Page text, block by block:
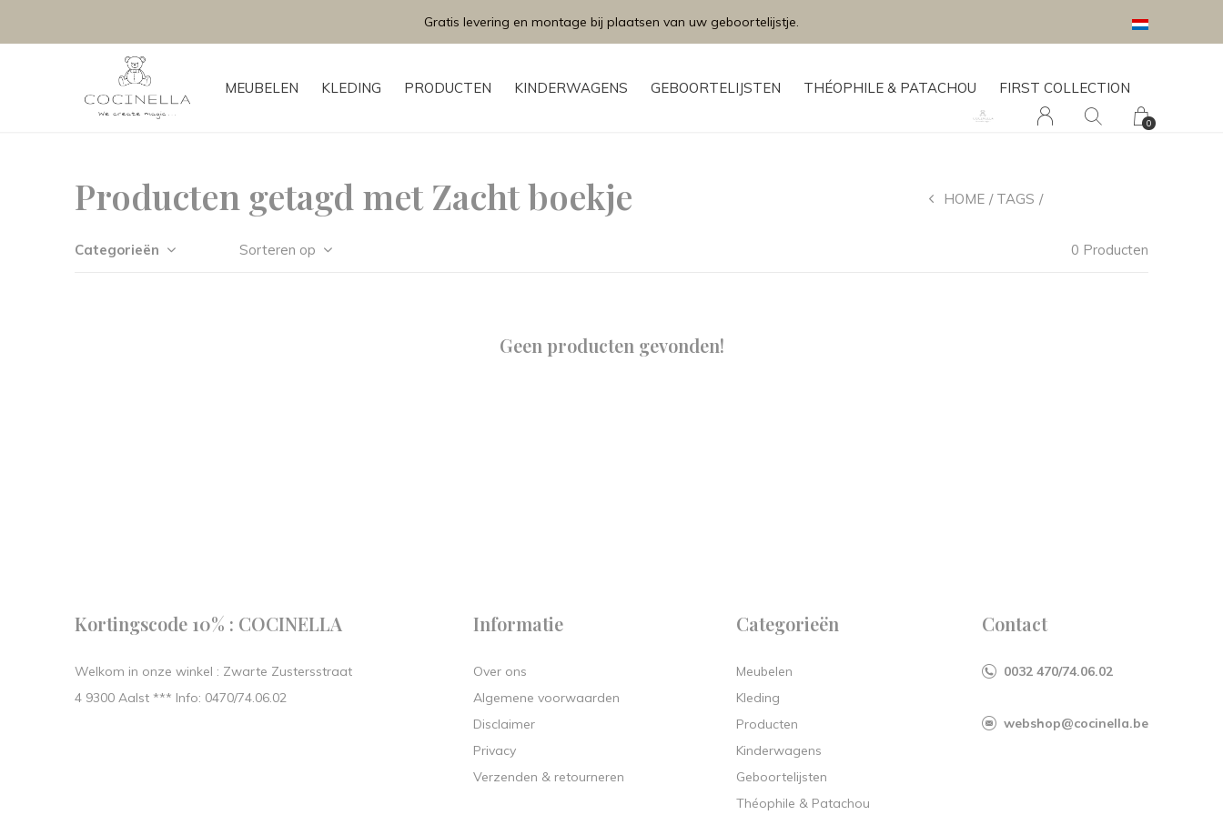
MEUBELEN KLEDING PRODUCTEN KINDERWAGENS GEBOORTELIJSTEN THÉOPHILE & PATACHOU FIRST COLLECTION
0
Gratis levering en montage bij plaatsen van uw geboortelijstje.
Producten getagd met Zacht boekje HOME TAGS
Categorieën Sorteren op 0 Producten
Geen producten gevonden!
Kortingscode 10% : COCINELLA
Welkom in onze winkel : Zwarte Zustersstraat
4 9300 Aalst *** Info: 0470/74.06.02
Informatie
Over ons
Algemene voorwaarden
Disclaimer
Privacy
Verzenden & retourneren
Categorieën
Meubelen
Kleding
Producten
Kinderwagens
Geboortelijsten
Théophile & Patachou
Contact
0032 470/74.06.02
webshop@cocinella.be